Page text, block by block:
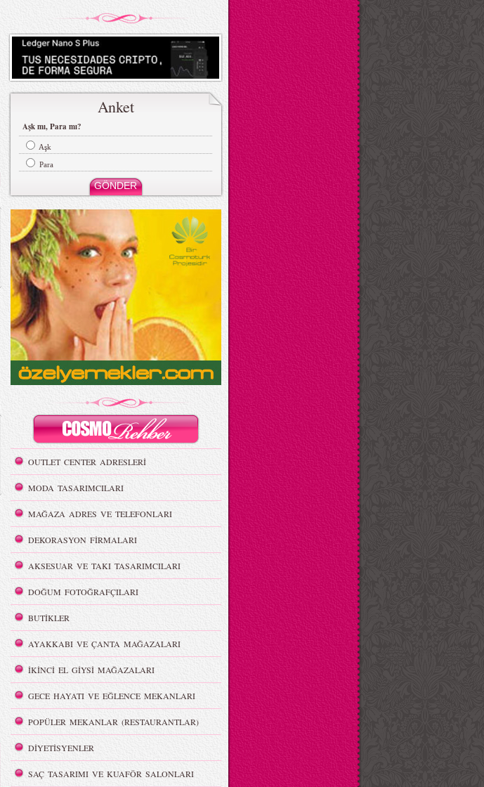
Anket
Aşk mı, Para mı?
Aşk
Para
OUTLET CENTER ADRESLERİ
MODA TASARIMCILARI
MAĞAZA ADRES VE TELEFONLARI
DEKORASYON FİRMALARI
AKSESUAR VE TAKI TASARIMCILARI
DOĞUM FOTOĞRAFÇILARI
BUTİKLER
AYAKKABI VE ÇANTA MAĞAZALARI
İKİNCİ EL GİYSİ MAĞAZALARI
GECE HAYATI VE EĞLENCE MEKANLARI
POPÜLER MEKANLAR (RESTAURANTLAR)
DİYETİSYENLER
SAÇ TASARIMI VE KUAFÖR SALONLARI